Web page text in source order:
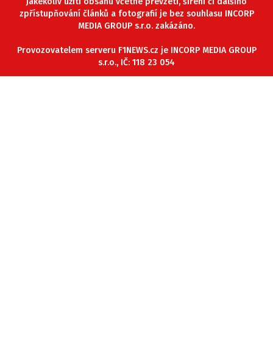
zpřístupňování článků a fotografií je bez souhlasu INCORP
MEDIA GROUP s.r.o. zakázáno.
Provozovatelem serveru F1NEWS.cz je INCORP MEDIA GROUP
s.r.o., IČ: 118 23 054